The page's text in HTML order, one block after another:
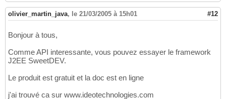
olivier_martin_java, le 21/03/2005 à 15h01 #12
Bonjour à tous,
Comme API interessante, vous pouvez essayer le framework
J2EE SweetDEV.
Le produit est gratuit et la doc est en ligne
j'ai trouvé ca sur www.ideotechnologies.com